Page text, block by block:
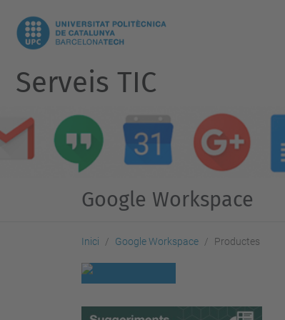
Serveis TIC
Google Workspace
Inici Google Workspace Productes